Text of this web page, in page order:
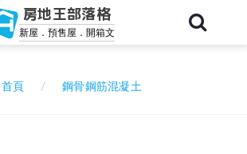
房地王部落格
新屋．預售屋．開箱文
首頁 鋼骨鋼筋混凝土